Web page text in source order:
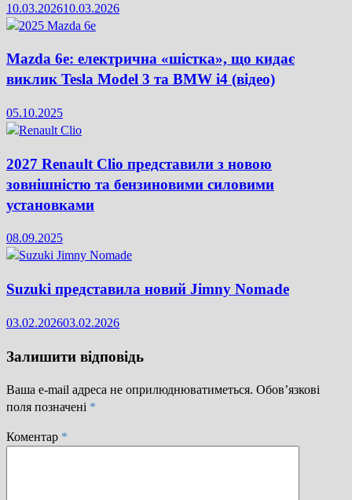
10.03.202610.03.2026
Mazda 6e: електрична «шістка», що кидає
виклик Tesla Model 3 та BMW i4 (відео)
05.10.2025
2027 Renault Clio представили з новою
зовнішністю та бензиновими силовими
установками
08.09.2025
Suzuki представила новий Jimny Nomade
03.02.202603.02.2026
Залишити відповідь
Ваша e-mail адреса не оприлюднюватиметься. Обов’язкові
поля позначені *
Коментар *